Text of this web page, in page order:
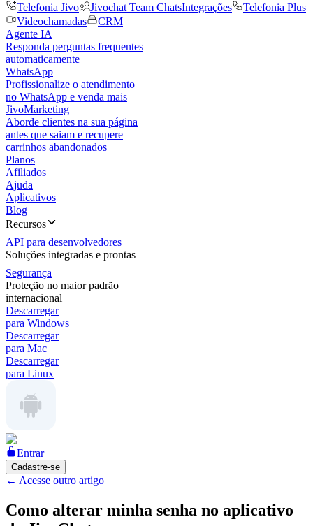
Telefonia Jivo
Jivochat Team ChatsIntegrações
Telefonia Plus
Videochamadas
CRM
Agente IA
Responda perguntas frequentes
automaticamente
WhatsApp
Profissionalize o atendimento
no WhatsApp e venda mais
JivoMarketing
Aborde clientes na sua página
antes que saiam e recupere
carrinhos abandonados
Planos
Afiliados
Ajuda
Aplicativos
Blog
Recursos
API para desenvolvedores
Soluções integradas e prontas
Segurança
Proteção no maior padrão
internacional
Descarregar
para Windows
Descarregar
para Mac
Descarregar
para Linux
Entrar
Cadastre-se
← Acesse outro artigo
Como alterar minha senha no aplicativo